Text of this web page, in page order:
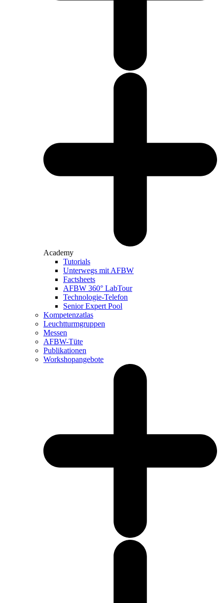
Academy
Tutorials
Unterwegs mit AFBW
Factsheets
AFBW 360° LabTour
Technologie-Telefon
Senior Expert Pool
Kompetenzatlas
Leuchtturm­gruppen
Messen
AFBW-Tüte
Publikationen
Workshopangebote